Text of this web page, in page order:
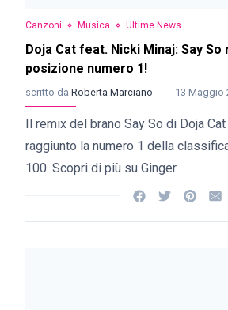
Canzoni Musica Ultime News
Doja Cat feat. Nicki Minaj: Say So
posizione numero 1!
scritto da Roberta Marciano 13 Maggio
Il remix del brano Say So di Doja
raggiunto la numero 1 della
100. Scopri di più su Ginger